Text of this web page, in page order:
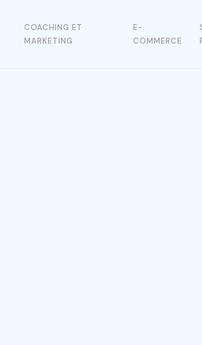
COACHING ET
MARKETING
E-
COMMERCE